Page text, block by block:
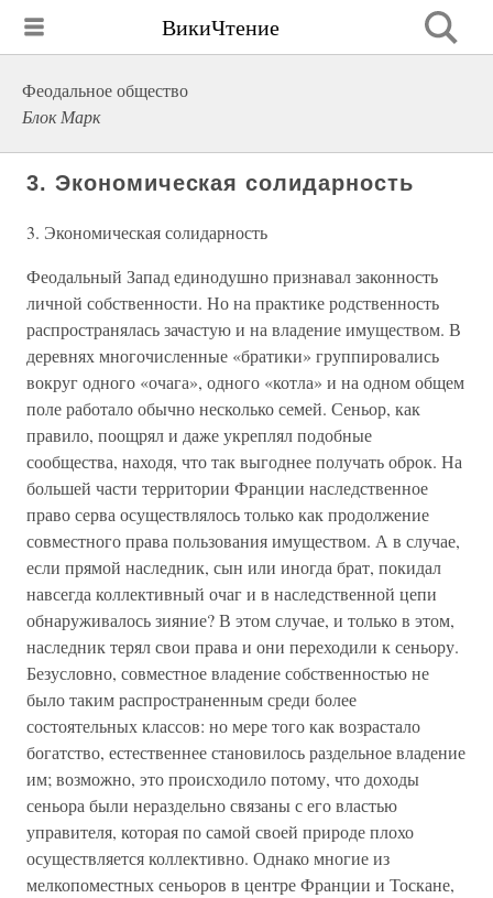
ВикиЧтение
Феодальное общество
Блок Марк
3. Экономическая солидарность
3. Экономическая солидарность
Феодальный Запад единодушно признавал законность
личной собственности. Но на практике родственность
распространялась зачастую и на владение имуществом. В
деревнях многочисленные «братики» группировались
вокруг одного «очага», одного «котла» и на одном общем
поле работало обычно несколько семей. Сеньор, как
правило, поощрял и даже укреплял подобные
сообщества, находя, что так выгоднее получать оброк. На
большей части территории Франции наследственное
право серва осуществлялось только как продолжение
совместного права пользования имуществом. А в случае,
если прямой наследник, сын или иногда брат, покидал
навсегда коллективный очаг и в наследственной цепи
обнаруживалось зияние? В этом случае, и только в этом,
наследник терял свои права и они переходили к сеньору.
Безусловно, совместное владение собственностью не
было таким распространенным среди более
состоятельных классов: но мере того как возрастало
богатство, естественнее становилось раздельное владение
им; возможно, это происходило потому, что доходы
сеньора были нераздельно связаны с его властью
управителя, которая по самой своей природе плохо
осуществляется коллективно. Однако многие из
мелкопоместных сеньоров в центре Франции и Тоскане,